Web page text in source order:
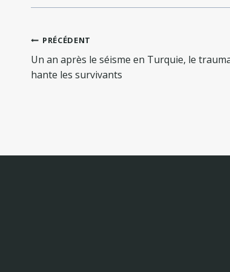
Navigation
de
l’article
PRÉCÉDENT
Un an après le séisme en Turquie, le
hante les survivants